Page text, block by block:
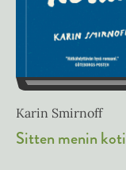
Karin Smirnoff
Sitten menin